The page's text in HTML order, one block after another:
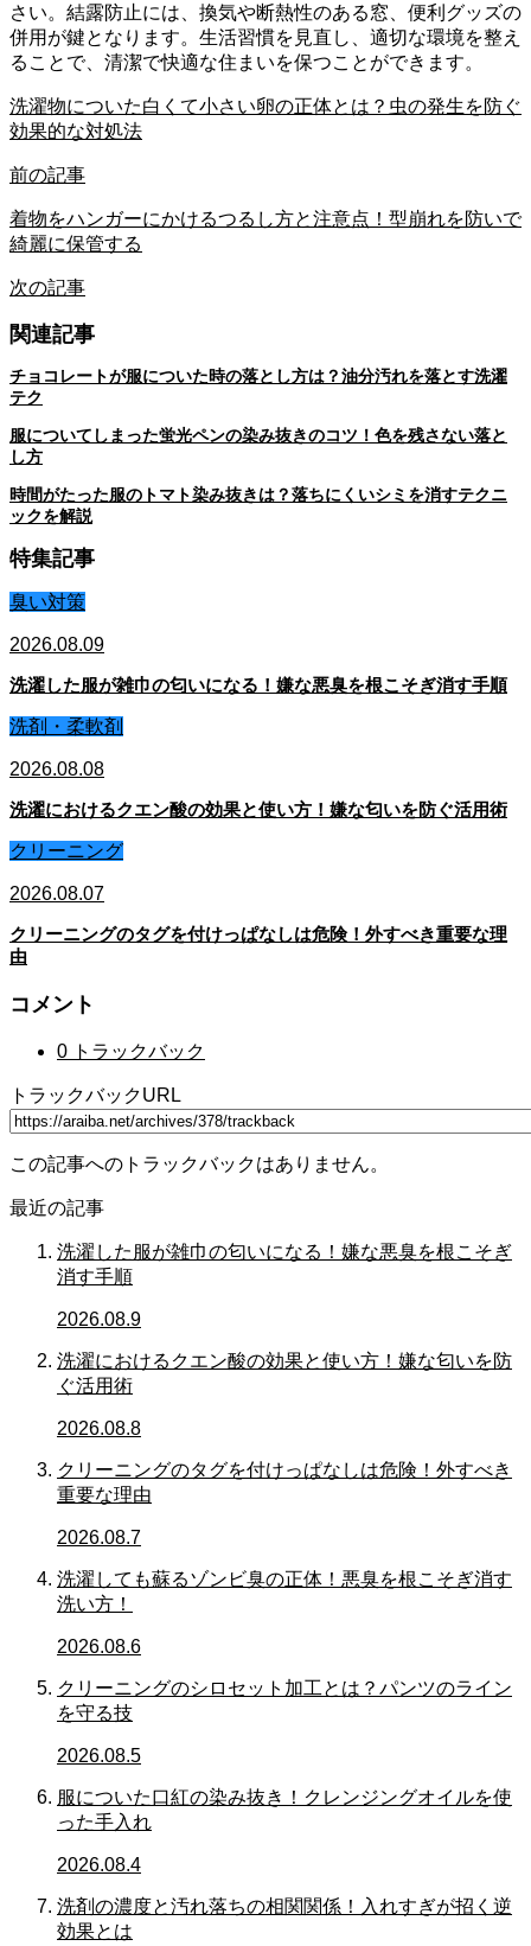
さい。結露防止には、換気や断熱性のある窓、便利グッズの
併用が鍵となります。生活習慣を見直し、適切な環境を整え
ることで、清潔で快適な住まいを保つことができます。
洗濯物についた白くて小さい卵の正体とは？虫の発生を防ぐ
効果的な対処法
前の記事
着物をハンガーにかけるつるし方と注意点！型崩れを防いで
綺麗に保管する
次の記事
関連記事
チョコレートが服についた時の落とし方は？油分汚れを落とす洗濯
テク
服についてしまった蛍光ペンの染み抜きのコツ！色を残さない落と
し方
時間がたった服のトマト染み抜きは？落ちにくいシミを消すテクニ
ックを解説
特集記事
臭い対策
2026.08.09
洗濯した服が雑巾の匂いになる！嫌な悪臭を根こそぎ消す手順
洗剤・柔軟剤
2026.08.08
洗濯におけるクエン酸の効果と使い方！嫌な匂いを防ぐ活用術
クリーニング
2026.08.07
クリーニングのタグを付けっぱなしは危険！外すべき重要な理
由
コメント
0 トラックバック
トラックバックURL
この記事へのトラックバックはありません。
最近の記事
洗濯した服が雑巾の匂いになる！嫌な悪臭を根こそぎ
消す手順
2026.08.9
洗濯におけるクエン酸の効果と使い方！嫌な匂いを防
ぐ活用術
2026.08.8
クリーニングのタグを付けっぱなしは危険！外すべき
重要な理由
2026.08.7
洗濯しても蘇るゾンビ臭の正体！悪臭を根こそぎ消す
洗い方！
2026.08.6
クリーニングのシロセット加工とは？パンツのライン
を守る技
2026.08.5
服についた口紅の染み抜き！クレンジングオイルを使
った手入れ
2026.08.4
洗剤の濃度と汚れ落ちの相関関係！入れすぎが招く逆
効果とは